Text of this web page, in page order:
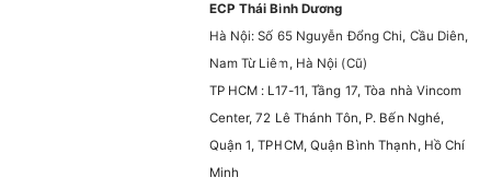
ECP Thái Bình Dương
Hà Nội: Số 65 Nguyễn Đổng Chi, Cầu Diên,
Nam Từ Liêm, Hà Nội (Cũ)
TP HCM : L17-11, Tầng 17, Tòa nhà Vincom
Center, 72 Lê Thánh Tôn, P. Bến Nghé,
Quận 1, TPHCM, Quận Bình Thạnh, Hồ Chí
Minh